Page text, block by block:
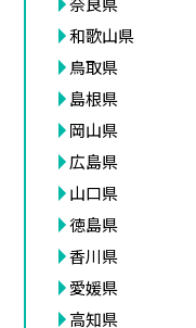
和歌山県
鳥取県
島根県
岡山県
広島県
山口県
徳島県
香川県
愛媛県
高知県